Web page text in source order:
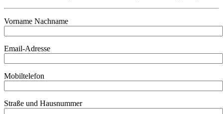
Vorname Nachname
Email-Adresse
Mobiltelefon
Straße und Hausnummer